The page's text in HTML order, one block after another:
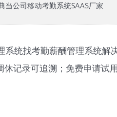
当公司移动考勤系统SAAS厂家
统找考勤薪酬管理系统解
记录可追溯；免费申请试